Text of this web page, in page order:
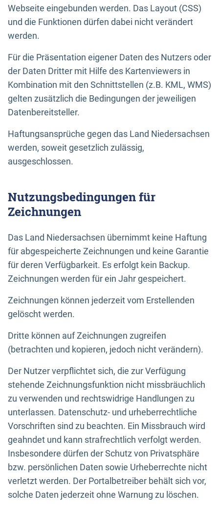
Webseite eingebunden werden. Das Layout (CSS)
und die Funktionen dürfen dabei nicht verändert
werden.
Für die Präsentation eigener Daten des Nutzers oder
der Daten Dritter mit Hilfe des Kartenviewers in
Kombination mit den Schnittstellen (z.B. KML, WMS)
gelten zusätzlich die Bedingungen der jeweiligen
Datenbereitsteller.
Haftungsansprüche gegen das Land Niedersachsen
werden, soweit gesetzlich zulässig,
ausgeschlossen.
Nutzungsbedingungen für
Zeichnungen
Das Land Niedersachsen übernimmt keine Haftung
für abgespeicherte Zeichnungen und keine Garantie
für deren Verfügbarkeit. Es erfolgt kein Backup.
Zeichnungen werden für ein Jahr gespeichert.
Zeichnungen können jederzeit vom Erstellenden
gelöscht werden.
Dritte können auf Zeichnungen zugreifen
(betrachten und kopieren, jedoch nicht verändern).
Der Nutzer verpflichtet sich, die zur Verfügung
stehende Zeichnungsfunktion nicht missbräuchlich
zu verwenden und rechtswidrige Handlungen zu
unterlassen. Datenschutz- und urheberrechtliche
Vorschriften sind zu beachten. Ein Missbrauch wird
geahndet und kann strafrechtlich verfolgt werden.
Insbesondere dürfen der Schutz von Privatsphäre
bzw. persönlichen Daten sowie Urheberrechte nicht
verletzt werden. Der Portalbetreiber behält sich vor,
solche Daten jederzeit ohne Warnung zu löschen.